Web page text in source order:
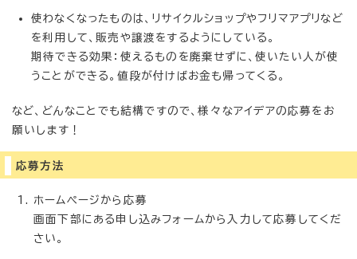
使わなくなったものは、リサイクルショップやフリマアプリなど
を利用して、販売や譲渡をするようにしている。
期待できる効果：使えるものを廃棄せずに、使いたい人が使
うことができる。値段が付けばお金も帰ってくる。
など、どんなことでも結構ですので、様々なアイデアの応募をお
願いします！
応募方法
ホームページから応募
画面下部にある申し込みフォームから入力して応募してくだ
さい。